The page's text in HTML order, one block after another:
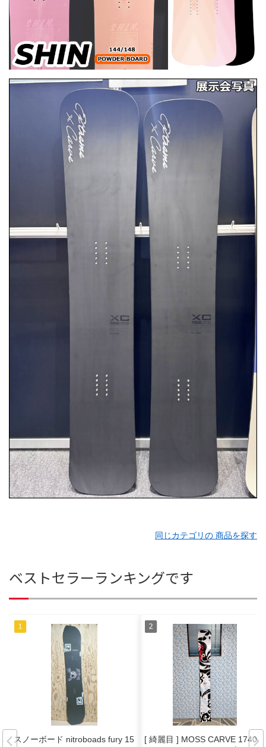
同じカテゴリの 商品を探す
ベストセラーランキングです
スノーボード nitroboads fury 15
[ 綺麗目 ] MOSS CARVE 1740 R